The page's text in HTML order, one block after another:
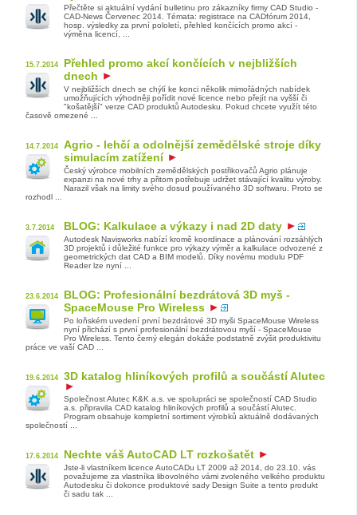
Přečtěte si aktuální vydání bulletinu pro zákazníky firmy CAD Studio -
CAD-News Červenec 2014. Témata: registrace na CADfórum 2014,
hosp. výsledky za první pololetí, přehled končících promo akcí -
výměna licencí, ...
15.7.2014
Přehled promo akcí končících v nejbližších
dnech
V nejbližších dnech se chýlí ke konci několik mimořádných nabídek
umožňujících výhodněji pořídit nové licence nebo přejít na vyšší či
"košatější" verze CAD produktů Autodesku. Pokud chcete využít této
časově omezené ...
14.7.2014
Agrio - lehčí a odolnější zemědělské stroje díky
simulacím zatížení
Český výrobce mobilních zemědělských postřikovačů Agrio plánuje
expanzi na nové trhy a přitom potřebuje udržet stávající kvalitu výroby.
Narazil však na limity svého dosud používaného 3D softwaru. Proto se
rozhodl ...
3.7.2014 BLOG: Kalkulace a výkazy i nad 2D daty
Autodesk Navisworks nabízí kromě koordinace a plánování rozsáhlých
3D projektů i důležité funkce pro výkazy výměr a kalkulace odvozené z
geometrických dat CAD a BIM modelů. Díky novému modulu PDF
Reader lze nyní ...
23.6.2014
BLOG: Profesionální bezdrátová 3D myš -
SpaceMouse Pro Wireless
Po loňském uvedení první bezdrátové 3D myši SpaceMouse Wireless
nyní přichází s první profesionální bezdrátovou myší - SpaceMouse
Pro Wireless. Tento černý elegán dokáže podstatně zvýšit produktivitu
práce ve vaší CAD ...
19.6.2014 3D katalog hliníkových profilů a součástí Alutec
Společnost Alutec K&K a.s. ve spolupráci se společností CAD Studio
a.s. připravila CAD katalog hliníkových profilů a součástí Alutec.
Program obsahuje kompletní sortiment výrobků aktuálně dodávaných
společností ...
17.6.2014 Nechte váš AutoCAD LT rozkošatět
Jste-li vlastníkem licence AutoCADu LT 2009 až 2014, do 23.10. vás
považujeme za vlastníka libovolného vámi zvoleného velkého produktu
Autodesku či dokonce produktové sady Design Suite a tento produkt
či sadu tak ...